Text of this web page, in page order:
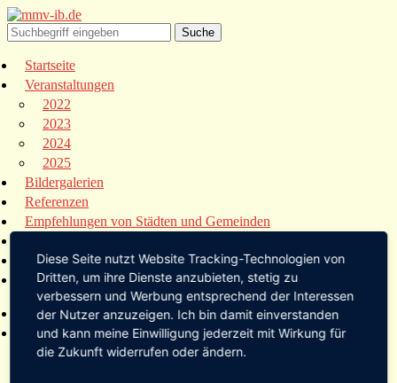
Startseite
Veranstaltungen
2022
2023
2024
2025
Bildergalerien
Referenzen
Empfehlungen von Städten und Gemeinden
Links
Kontakt
Startseite
Veranstaltungen
2022
Diese Seite nutzt Website Tracking-Technologien von
Dritten, um ihre Dienste anzubieten, stetig zu
verbessern und Werbung entsprechend der Interessen
der Nutzer anzuzeigen. Ich bin damit einverstanden
und kann meine Einwilligung jederzeit mit Wirkung für
die Zukunft widerrufen oder ändern.